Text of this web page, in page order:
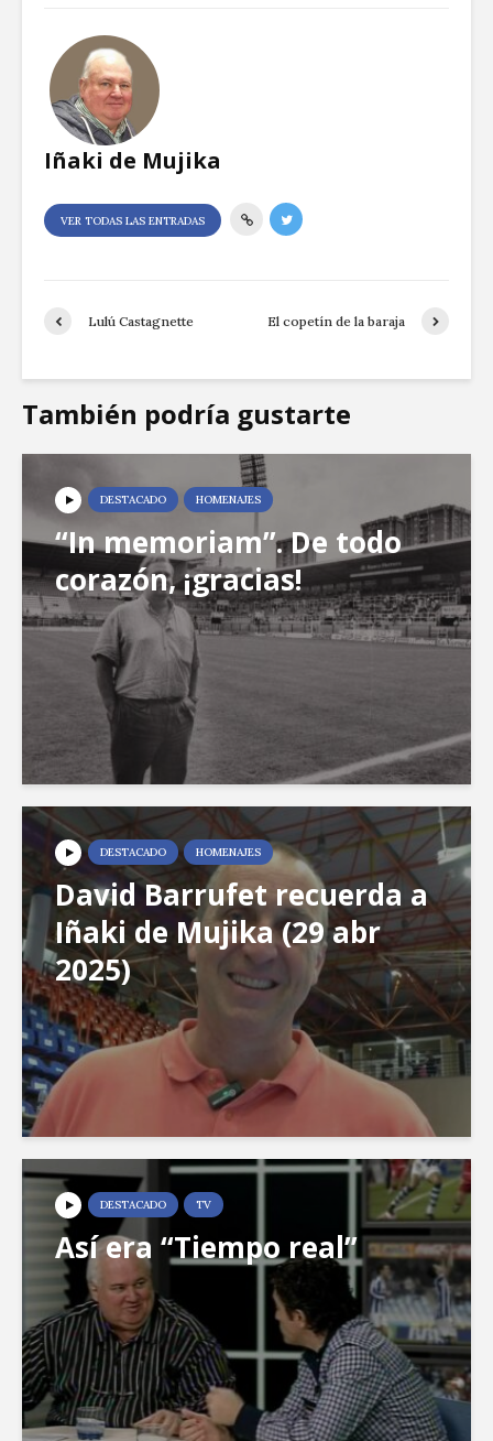
Iñaki de Mujika
VER TODAS LAS ENTRADAS
Lulú Castagnette El copetín de la baraja
También podría gustarte
DESTACADO HOMENAJES
“In memoriam”. De todo
corazón, ¡gracias!
DESTACADO HOMENAJES
David Barrufet recuerda a
Iñaki de Mujika (29 abr
2025)
DESTACADO TV
Así era “Tiempo real”